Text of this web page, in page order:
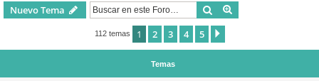
Nuevo Tema Buscar
112 temas 1 2 3 4 5
Temas